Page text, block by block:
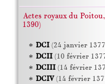
Actes royaux du
1390)
DCI(24 janvier
DCII(10 février
DCIII(14 février
DCIV(14 février